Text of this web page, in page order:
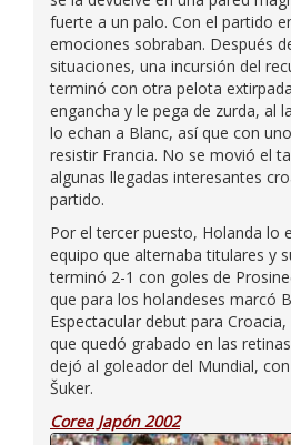
fuerte a un palo. Con el partido
emociones sobraban. Después
situaciones, una incursión del
terminó con otra pelota
engancha y le pega de zurda, al
lo echan a Blanc, así que con
resistir Francia. No se movió el
algunas llegadas interesantes
partido.
Por el tercer puesto, Holanda lo
equipo que alternaba titulares y
terminó 2-1 con goles de
que para los holandeses marcó
Espectacular debut para
que quedó grabado en las
dejó al goleador del Mundial,
Šuker.
Corea Japón 2002